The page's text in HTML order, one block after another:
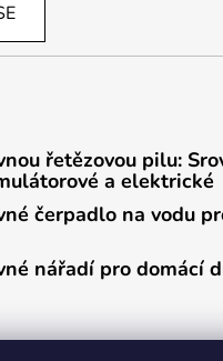
řetězovou pilu:
a elektrické
čerpadlo na vodu
nářadí pro domácí